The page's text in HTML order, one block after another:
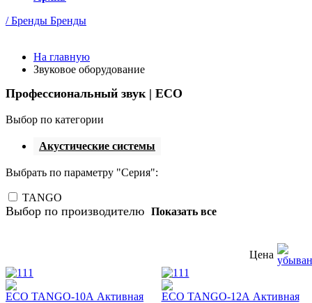
/ Бренды Бренды
На главную
Звуковое оборудование
Профессиональный звук | ECO
Выбор по категории
Акустические системы
Выбрать по параметру "Серия":
TANGO
Выбор по производителю Показать все
Цена
ECO TANGO-10А Активная
ECO TANGO-12А Активная